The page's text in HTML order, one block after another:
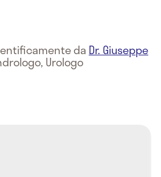
da Dr. Giuseppe
Urologo